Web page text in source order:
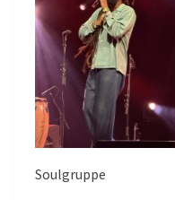
Soulgruppe